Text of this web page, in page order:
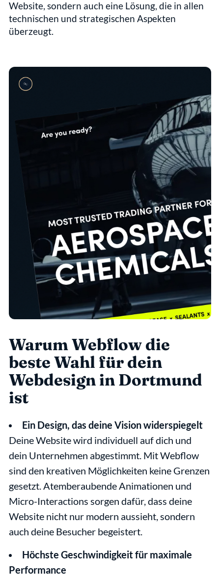
Website, sondern auch eine Lösung, die in allen
technischen und strategischen Aspekten
überzeugt.
Warum Webflow die
beste Wahl für dein
Webdesign in Dortmund
ist
Ein Design, das deine Vision widerspiegelt
Deine Website wird individuell auf dich und
dein Unternehmen abgestimmt. Mit Webflow
sind den kreativen Möglichkeiten keine Grenzen
gesetzt. Atemberaubende Animationen und
Micro-Interactions sorgen dafür, dass deine
Website nicht nur modern aussieht, sondern
auch deine Besucher begeistert.
Höchste Geschwindigkeit für maximale
Performance